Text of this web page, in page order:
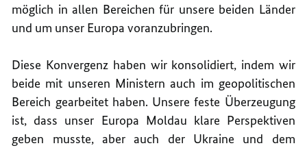
möglich in allen Bereichen für unsere beiden Länder
und um unser Europa voranzubringen.
Diese Konvergenz haben wir konsolidiert, indem wir
beide mit unseren Ministern auch im geopolitischen
Bereich gearbeitet haben. Unsere feste Überzeugung
ist, dass unser Europa Moldau klare Perspektiven
geben musste, aber auch der Ukraine und dem